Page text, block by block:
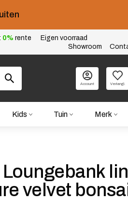
0% rente
Eigen voorraad
Showroom
Account Verlangl.
Kids Tuin Merk
Loungebank
velvet